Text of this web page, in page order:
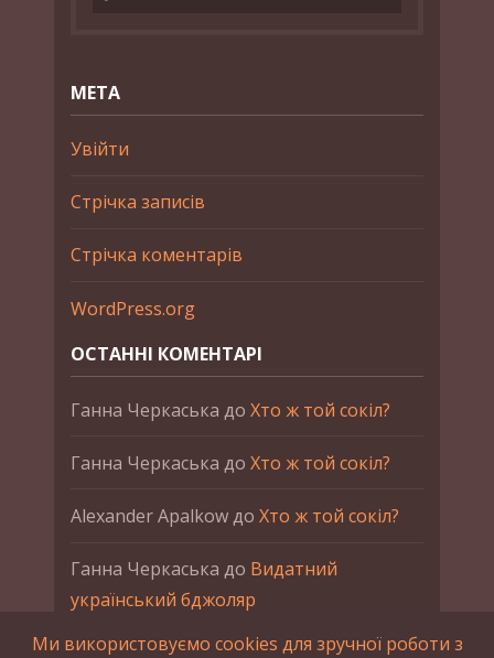
МЕТА
Увійти
Стрічка записів
Стрічка коментарів
WordPress.org
ОСТАННІ КОМЕНТАРІ
Ганна Черкаська до Хто ж той сокіл?
Ганна Черкаська до Хто ж той сокіл?
Alexander Apalkowдо Хто ж той сокіл?
Ганна Черкаська до Видатний
український бджоляр
Ганна ЧеркаськадоПетро Франко
Ми використовуємо cookies для зручної роботи з